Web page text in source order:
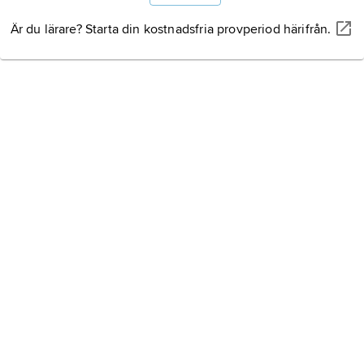
Är du lärare? Starta din kostnadsfria provperiod härifrån.